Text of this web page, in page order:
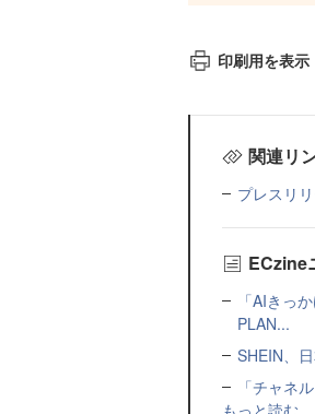
印刷用を表示
関連リ
プレスリ
ECzine
「AIきっ
PLAN...
SHEIN、
「チャネ
もっと読む